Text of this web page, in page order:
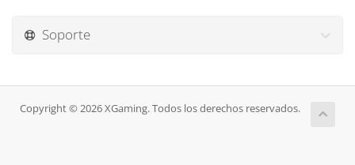
Soporte
Copyright © 2026 XGaming. Todos los derechos reservados.